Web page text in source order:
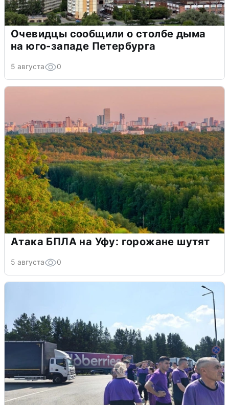
Очевидцы сообщили о столбе дыма
на юго-западе Петербурга
5 августа 0
Атака БПЛА на Уфу: горожане шутят
5 августа 0